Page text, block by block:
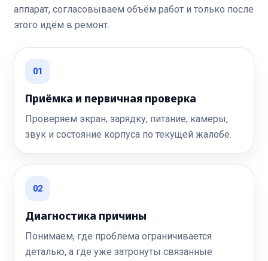
аппарат, согласовываем объём работ и только после
этого идём в ремонт.
01
Приёмка и первичная проверка
Проверяем экран, зарядку, питание, камеры,
звук и состояние корпуса по текущей жалобе.
02
Диагностика причины
Понимаем, где проблема ограничивается
деталью, а где уже затронуты связанные